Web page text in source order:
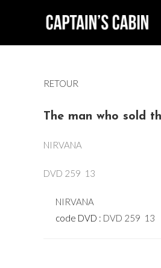
RETOUR
The man who sold
NIRVANA
DVD 259  13
NIRVANA
code DVD : DVD 259  13